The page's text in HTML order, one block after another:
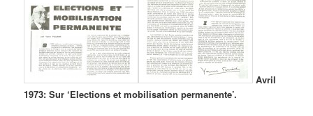
Avril
1973: Sur ‘Elections et mobilisation permanente’.